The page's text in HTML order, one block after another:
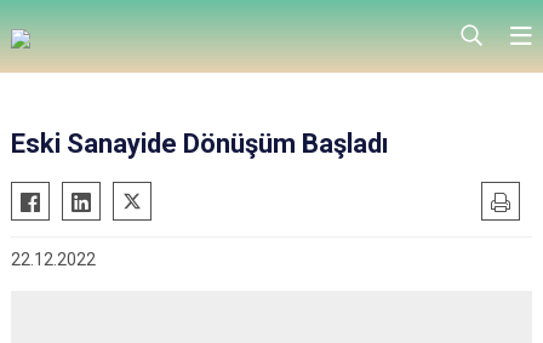
Eski Sanayide Dönüşüm Başladı
22.12.2022